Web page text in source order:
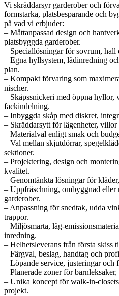
Vi skräddarsyr garderober och
formstarka, platsbesparande och
på vad vi erbjuder:
– Måttanpassad design och
platsbyggda garderober.
– Speciallösningar för sovrum, hall
– Egna hyllsystem, lådinredning
plan.
– Kompakt förvaring som
nischer.
– Skåpssnickeri med öppna hyllor,
fackindelning.
– Inbyggda skåp med diskret,
– Skräddarsytt för lägenheter,
– Materialval enligt smak och
– Val mellan skjutdörrar,
sektioner.
– Projektering, design och
kvalitet.
– Genomtänkta lösningar för
– Uppfräschning, ombyggnad
garderober.
– Anpassning för snedtak, udda
trappor.
– Miljösmarta, låg-
inredning.
– Helhetsleverans från första skiss
– Färgval, beslag, handtag och
– Löpande service, justeringar
– Planerade zoner för
– Unika koncept för walk-in-
projekt.